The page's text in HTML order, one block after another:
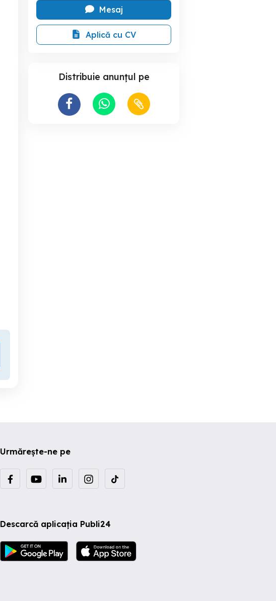
Mesaj
Aplică cu CV
Distribuie anunțul pe
Urmărește-ne pe
Descarcă aplicația Publi24